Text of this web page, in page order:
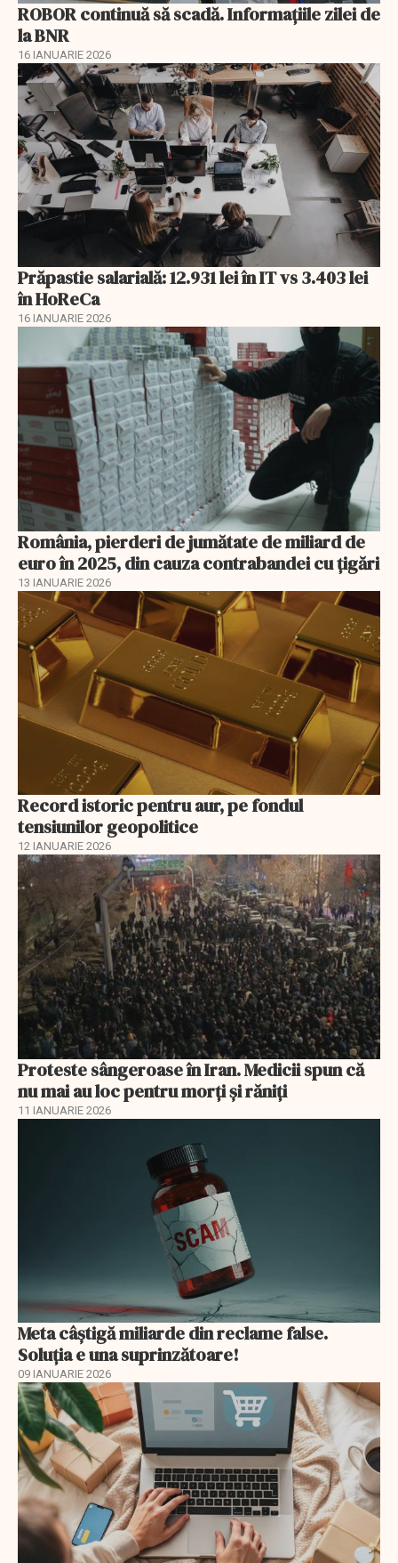
ROBOR continuă să scadă. Informaţiile zilei de
la BNR
16 IANUARIE 2026
Prăpastie salarială: 12.931 lei în IT vs 3.403 lei
în HoReCa
16 IANUARIE 2026
România, pierderi de jumătate de miliard de
euro în 2025, din cauza contrabandei cu ţigări
13 IANUARIE 2026
Record istoric pentru aur, pe fondul
tensiunilor geopolitice
12 IANUARIE 2026
Proteste sângeroase în Iran. Medicii spun că
nu mai au loc pentru morți și răniți
11 IANUARIE 2026
Meta câștigă miliarde din reclame false.
Soluția e una suprinzătoare!
09 IANUARIE 2026